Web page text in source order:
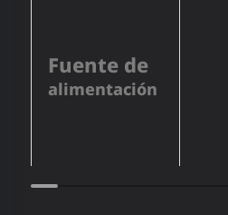
Fuente de
alimentación